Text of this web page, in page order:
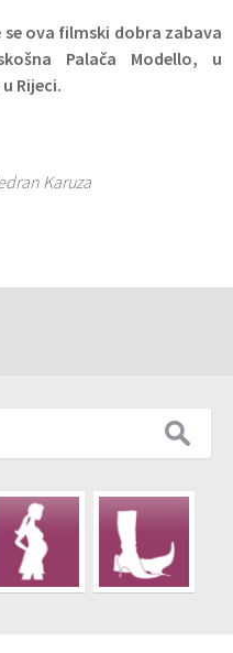
ova filmski dobra zabava
Palača Modello, u
Rijeci.
Karuza